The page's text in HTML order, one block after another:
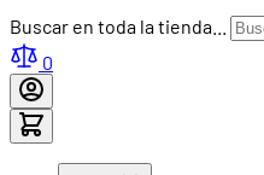
Buscar en toda la tienda...
0